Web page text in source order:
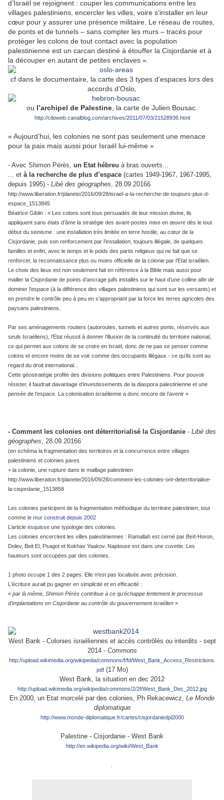
d’Israël se rejoignent : couper les communications entre les
villages palestiniens, encercler les villes, voire s’installer en leur
cœur pour y assurer une présence militaire. Le réseau de routes,
de ponts et de tunnels – sans compter les murs – tracés pour
protéger les colons de tout contact avec la population
palestinienne est un carcan destiné à étouffer la Cisjordanie et à
la découper en autant de petites enclaves ».
cf dans le documentaire, la carte des 3 types d’espaces lors des
accords d’Oslo,
ou l’archipel de Palestine , la carte de Julien Bousac.
http://clioweb.canalblog.com/archives/2011/07/03/21528936.html
« Aujourd’hui, les colonies ne sont pas seulement une menace
pour la paix mais aussi pour Israël lui-même »
- Avec Shimon Pérès, un Etat hébreu à bras ouverts...
... et à la recherche de plus d’espace (cartes 1949-1967, 1967-1995,
depuis 1995) - Libé des géographes, 28.09.20166
http://www.liberation.fr/planete/2016/09/28/israel-a-la-recherche-de-toujours-plus-d-
espace_1513845
Béatrice Giblin : « Les colons sont tous persuadés de leur mission divine, ils
appliquent sans états d’âme la stratégie des avant-postes mise en œuvre dès le tout
début du sionisme : une installation très limitée en terre hostile, au cœur de la
Cisjordanie, puis son renforcement par l’installation, toujours illégale, de quelques
familles et enfin, avec le temps et le poids des partis religieux qui ne fait que se
renforcer, la reconnaissance plus ou moins officielle de la colonie par l’Etat israélien.
Le choix des lieux est non seulement fait en référence à la Bible mais aussi pour
mailler la Cisjordanie de points d’ancrage juifs installés sur le haut d’une colline afin de
dominer l’espace (à la différence des villages palestiniens qui sont sur les versants) et
en prendre le contrôle peu à peu en s’appropriant par la force les terres agricoles des
paysans palestiniens.
Par ses aménagements routiers (autoroutes, tunnels et autres ponts, réservés aux
seuls Israéliens), l’Etat réussit à donner l’illusion de la continuité du territoire national,
ce qui permet aux colons de se croire en Israël, donc de ne pas se penser comme
colons et encore moins de se voir comme des occupants illégaux - ce qu’ils sont au
regard du droit international...
Cette géostratégie profite des divisions politiques entre Palestiniens. Pour pouvoir
résister, il faudrait davantage d’investissements de la diaspora palestinienne et une
pensée de l’espace. La colonisation israélienne a donc encore de l’avenir »
- Comment les colonies ont déterritorialisé la Cisjordanie - Libé des
géographes, 28.09.20166
(en schéma la fragmentation des territoires et la concurrence entre villages
palestiniens et colonies juives
+ la colonie, une rupture dans le maillage palestinien
http://www.liberation.fr/planete/2016/09/28/comment-les-colonies-ont-deterritorialise-
la-cisjordanie_1513858
Les colonies participent de la fragmentation méthodique du territoire palestinien, tout
comme le mur construit depuis 2002
L’article esquisse une typologie des colonies.
Les colonies encerclent les villes palestiniennes : Ramallah est cerné par Beït-Horon,
Dolev, Beit El, Psagot et Kokhav Yaakov. Naplouse est dans une cuvette. Les
hauteurs sont occupées par des colonies.
1 photo occupe 1 des 2 pages. Elle n'est pas localisée avec précision.
L'écriture aurait pu gagner en simplicité et en efficacité :
« par là même, Shimon Pérès contribue à ce qu'échappe lentement le processus
d'implantations en Cisjordanie au contrôle du gouvernementisraélien »
West Bank - Colonies israéliennes et accès contrôlés ou interdits - sept
2014 - Commons
http://upload.wikimedia.org/wikipedia/commons/f/fd/West_Bank_Access_Restrictions.
pdf(17 Mo)
West Bank, la situation en dec 2012
http://upload.wikimedia.org/wikipedia/commons/2/2f/West_Bank_Dec_2012.jpg
En 2000, un Etat morcelé par des colonies, Ph Rekacewicz, Le Monde
diplomatique
http://www.monde-diplomatique.fr/cartes/cisjordaniedpl2000
Palestine - Cisjordanie - West Bank
http://en.wikipedia.org/wiki/West_Bank
.